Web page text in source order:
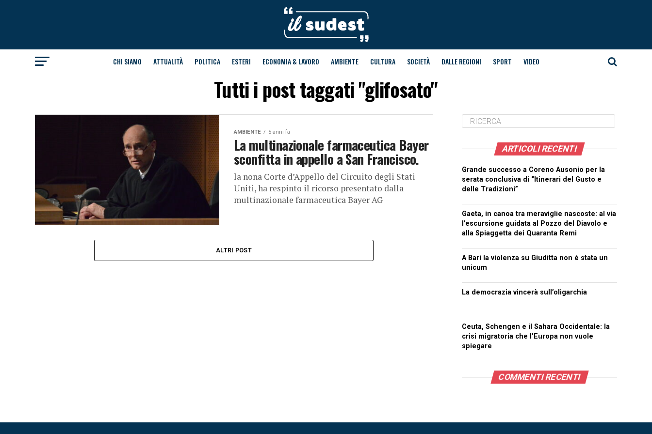
CHI SIAMO ATTUALITÀ POLITICA ESTERI ECONOMIA & LAVORO AMBIENTE CULTURA SOCIETÀ DALLE REGIONI SPORT VIDEO
Tutti i post taggati "glifosato"
AMBIENTE 5 anni fa
La multinazionale farmaceutica Bayer
sconfitta in appello a San Francisco.
la nona Corte d’Appello del Circuito degli Stati
Uniti, ha respinto il ricorso presentato dalla
multinazionale farmaceutica Bayer AG
ALTRI POST
ARTICOLI RECENTI
Grande successo a Coreno Ausonio per la
serata conclusiva di “Itinerari del Gusto e
delle Tradizioni”
Gaeta, in canoa tra meraviglie nascoste: al via
l’escursione guidata al Pozzo del Diavolo e
alla Spiaggetta dei Quaranta Remi
A Bari la violenza su Giuditta non è stata un
unicum
La democrazia vincerà sull’oligarchia
Ceuta, Schengen e il Sahara Occidentale: la
crisi migratoria che l’Europa non vuole
spiegare
COMMENTI RECENTI